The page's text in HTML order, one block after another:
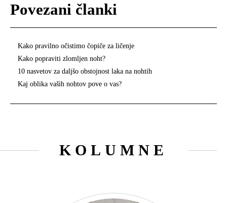
Povezani članki
Kako pravilno očistimo čopiče za ličenje
Kako popraviti zlomljen noht?
10 nasvetov za daljšo obstojnost laka na nohtih
Kaj oblika vaših nohtov pove o vas?
KOLUMNE